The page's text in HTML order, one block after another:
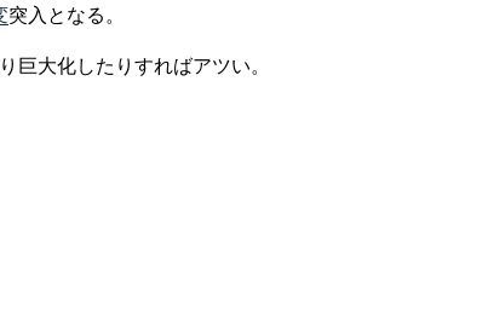
突入となる。
巨大化したりすればアツい。